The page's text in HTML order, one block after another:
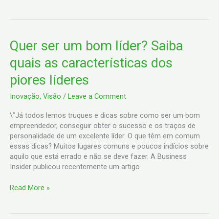
Quer ser um bom líder? Saiba
quais as características dos
piores líderes
Inovação, Visão / Leave a Comment
\”Já todos lemos truques e dicas sobre como ser um bom
empreendedor, conseguir obter o sucesso e os traços de
personalidade de um excelente líder. O que têm em comum
essas dicas? Muitos lugares comuns e poucos indícios sobre
aquilo que está errado e não se deve fazer. A Business
Insider publicou recentemente um artigo
Quer
ser
um
bom
líder?
Saiba
as
características
dos
piores
líderes
Read More »